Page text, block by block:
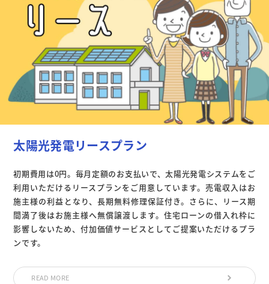
太陽光発電リースプラン
初期費用は0円。毎月定額のお支払いで、太陽光発電システムをご
利用いただけるリースプランをご用意しています。売電収入はお
施主様の利益となり、長期無料修理保証付き。さらに、リース期
間満了後はお施主様へ無償譲渡します。住宅ローンの借入れ枠に
影響しないため、付加価値サービスとしてご提案いただけるプラ
ンです。
READ MORE